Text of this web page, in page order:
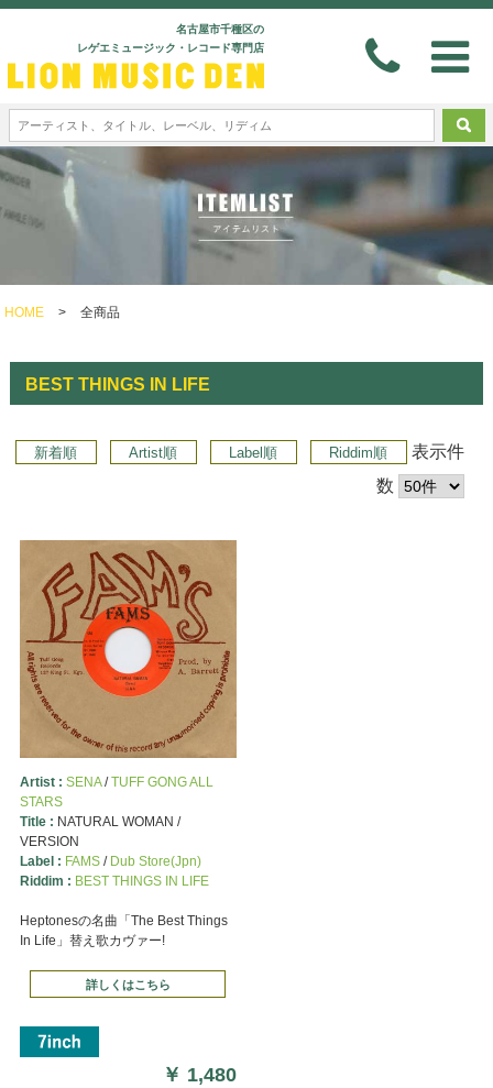
名古屋市千種区の
レゲエミュージック・レコード専門店
HOME > 全商品
BEST THINGS IN LIFE
新着順 Artist順 Label順 Riddim順
表示件
数
Artist : SENA/TUFF GONG ALL
STARS
Title : NATURAL WOMAN /
VERSION
Label : FAMS/ Dub Store(Jpn)
Riddim : BEST THINGS IN LIFE
Heptonesの名曲「The Best Things
In Life」替え歌カヴァー!
詳しくはこちら
￥ 1,480